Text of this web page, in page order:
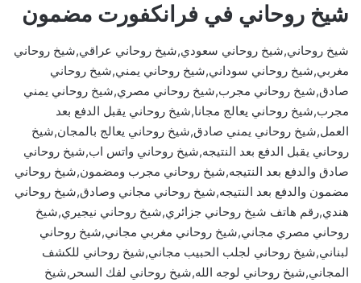
شيخ روحاني في فرانكفورت مضمون
شيخ روحاني,شيخ روحاني سعودي,شيخ روحاني عراقي,شيخ روحاني
مغربي,شيخ روحاني سوداني,شيخ روحاني يمني,شيخ روحاني
صادق,شيخ روحاني مجرب,شيخ روحاني مصري,شيخ روحاني يمني
مجرب,شيخ روحاني يعالج مجانا,شيخ روحاني يقبل الدفع بعد
العمل,شيخ روحاني يمني صادق,شيخ روحاني يعالج بالمجان,شيخ
روحاني يقبل الدفع بعد النتيجه,شيخ روحاني واتس اب,شيخ روحاني
صادق والدفع بعد النتيجه,شيخ روحاني مجرب ومضمون,شيخ روحاني
مضمون والدفع بعد النتيجه,شيخ روحاني مجاني وصادق,شيخ روحاني
هندي,رقم هاتف شيخ روحاني جزائري,شيخ روحاني نيجيري,شيخ
روحاني مصري مجاني,شيخ روحاني مغربي مجاني,شيخ روحاني
لبناني,شيخ روحاني لجلب الحبيب مجاني,شيخ روحاني للكشف
المجاني,شيخ روحاني لوجه الله,شيخ روحاني لفك السحر,شيخ